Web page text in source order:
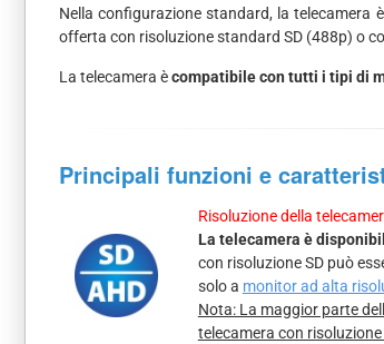
Nella configurazione standard, la telecamera
offerta con risoluzione standard SD (488p) o
La telecamera ècompatibile con tutti i tipi di
Principali funzioni e
Risoluzione della
La telecamera è
con risoluzione SD può
solo a monitor ad alta
Nota: La maggior parte
telecamera con